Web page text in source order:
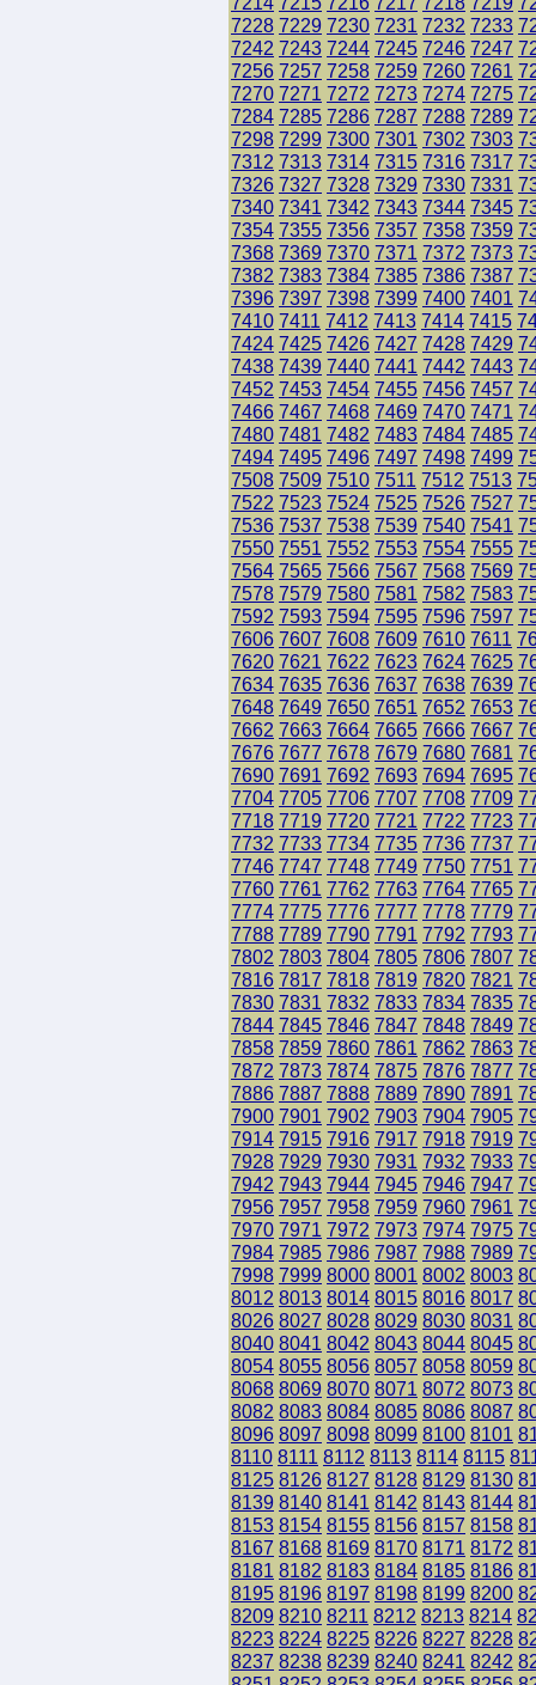
7228 7229 7230 7231 7232 7233
7242 7243 7244 7245 7246 7247
7256 7257 7258 7259 7260 7261
7270 7271 7272 7273 7274 7275
7284 7285 7286 7287 7288 7289
7298 7299 7300 7301 7302 7303
7312 7313 7314 7315 7316 7317
7326 7327 7328 7329 7330 7331
7340 7341 7342 7343 7344 7345
7354 7355 7356 7357 7358 7359
7368 7369 7370 7371 7372 7373
7382 7383 7384 7385 7386 7387
7396 7397 7398 7399 7400 7401
7410 7411 7412 7413 7414 7415
7424 7425 7426 7427 7428 7429
7438 7439 7440 7441 7442 7443
7452 7453 7454 7455 7456 7457
7466 7467 7468 7469 7470 7471
7480 7481 7482 7483 7484 7485
7494 7495 7496 7497 7498 7499
7508 7509 7510 7511 7512 7513
7522 7523 7524 7525 7526 7527
7536 7537 7538 7539 7540 7541
7550 7551 7552 7553 7554 7555
7564 7565 7566 7567 7568 7569
7578 7579 7580 7581 7582 7583
7592 7593 7594 7595 7596 7597
7606 7607 7608 7609 7610 7611
7620 7621 7622 7623 7624 7625
7634 7635 7636 7637 7638 7639
7648 7649 7650 7651 7652 7653
7662 7663 7664 7665 7666 7667
7676 7677 7678 7679 7680 7681
7690 7691 7692 7693 7694 7695
7704 7705 7706 7707 7708 7709
7718 7719 7720 7721 7722 7723
7732 7733 7734 7735 7736 7737
7746 7747 7748 7749 7750 7751
7760 7761 7762 7763 7764 7765
7774 7775 7776 7777 7778 7779
7788 7789 7790 7791 7792 7793
7802 7803 7804 7805 7806 7807
7816 7817 7818 7819 7820 7821
7830 7831 7832 7833 7834 7835
7844 7845 7846 7847 7848 7849
7858 7859 7860 7861 7862 7863
7872 7873 7874 7875 7876 7877
7886 7887 7888 7889 7890 7891
7900 7901 7902 7903 7904 7905
7914 7915 7916 7917 7918 7919
7928 7929 7930 7931 7932 7933
7942 7943 7944 7945 7946 7947
7956 7957 7958 7959 7960 7961
7970 7971 7972 7973 7974 7975
7984 7985 7986 7987 7988 7989
7998 7999 8000 8001 8002 8003
8012 8013 8014 8015 8016 8017
8026 8027 8028 8029 8030 8031
8040 8041 8042 8043 8044 8045
8054 8055 8056 8057 8058 8059
8068 8069 8070 8071 8072 8073
8082 8083 8084 8085 8086 8087
8096 8097 8098 8099 8100 8101
8110 8111 8112 8113 8114 8115
8125 8126 8127 8128 8129 8130
8139 8140 8141 8142 8143 8144
8153 8154 8155 8156 8157 8158
8167 8168 8169 8170 8171 8172
8181 8182 8183 8184 8185 8186
8195 8196 8197 8198 8199 8200
8209 8210 8211 8212 8213 8214
8223 8224 8225 8226 8227 8228
8237 8238 8239 8240 8241 8242